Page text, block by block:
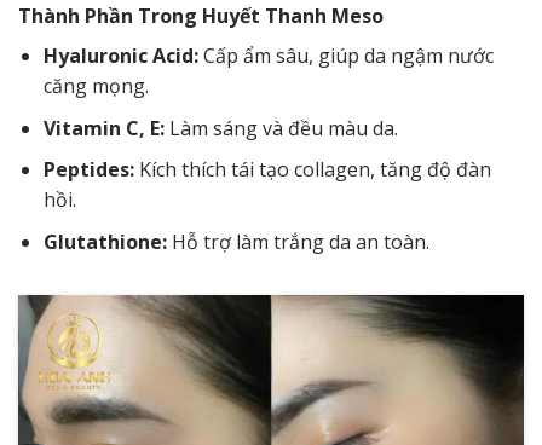
Thành Phần Trong Huyết Thanh Meso
Hyaluronic Acid:Cấp ẩm sâu, giúp da ngậm nước
căng mọng.
Vitamin C, E:Làm sáng và đều màu da.
Peptides:Kích thích tái tạo collagen, tăng độ đàn
hồi.
Glutathione:Hỗ trợ làm trắng da an toàn.